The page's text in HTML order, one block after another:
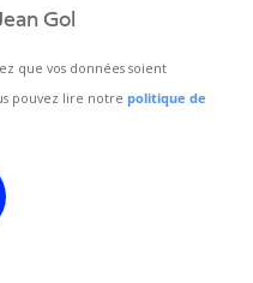
Gol
que vos données soient
pouvez lire notrepolitique de